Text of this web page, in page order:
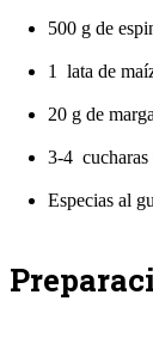
500 g de
1 lata de
20 g de
3-4 cucharas
Especias al